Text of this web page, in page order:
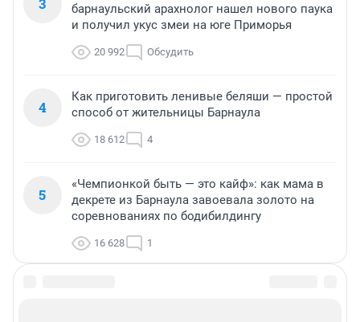
барнаульский арахнолог нашел нового паука
и получил укус змеи на юге Приморья
20 992 Обсудить
4
Как приготовить ленивые беляши — простой
способ от жительницы Барнаула
18 612 4
5
«Чемпионкой быть — это кайф»: как мама в
декрете из Барнаула завоевала золото на
соревнованиях по бодибилдингу
16 628 1